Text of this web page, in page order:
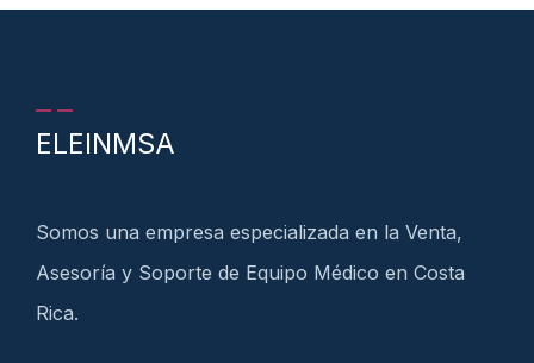
ELEINMSA
Somos una empresa especializada en la Venta,
Asesoría y Soporte de Equipo Médico en Costa
Rica.